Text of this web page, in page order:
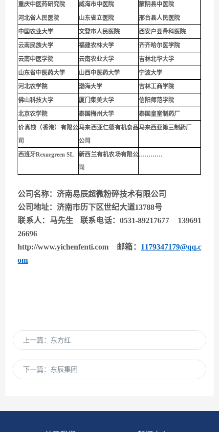
重庆中医药研究院 威海市中医院
蒙阴县中医院
河北省人民医院
山东省立医院
邢台县人民医院
中国农业大学
文登市人民医院
西安户县骨科医院
云南民族大学
福建农林大学
齐齐哈尔医学院
云南中医学院
云南农业大学
吉林北华大学
山东省中医药大学
山西中医药大学
宁波大学
河北农学院
渤海大学
吉林工商学院
佛山科技大学
厦门集美大学
信阳师范学院
北京农学院
泰国梅州大学
泰国皇室制药厂
价真栈（香港）有限公
司
马来西亚仁德有机食品
公司
马来西亚第三制药厂
西班牙Rexurgreen SL
新西兰有机农场有限公
司
…………
公司名称：济南易辰超微粉碎技术有限公司
公司地址：济南市历下区世纪大道13788号
联系人：马先生 联系电话：0531-89217677 139691
26696
http://www.yichenfenti.com
邮箱： 1179347179@qq.c
om
上一篇： 东方红
下一篇： 东辰集团